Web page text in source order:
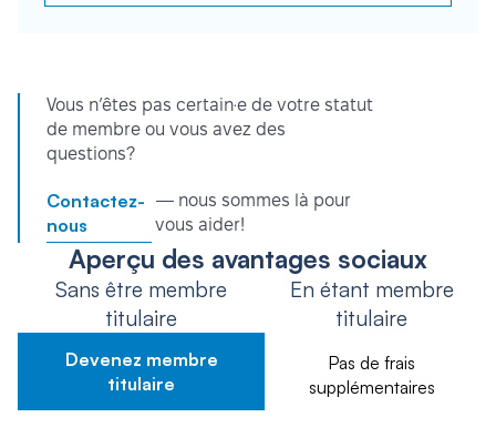
Vous n’êtes pas certain·e de votre statut
de membre ou vous avez des
questions?
Contactez-
nous
— nous sommes là pour
vous aider!
Aperçu des avantages sociaux
Sans être membre
titulaire
Devenez membre
titulaire
En étant membre
titulaire
Pas de frais
supplémentaires